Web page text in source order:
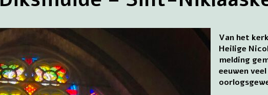
Van het
Heilige
melding
eeuwen